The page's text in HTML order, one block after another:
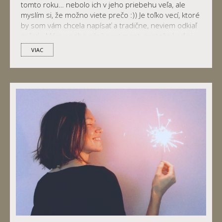
tomto roku… nebolo ich v jeho priebehu veľa, ale
myslím si, že možno viete prečo :)) Je toľko vecí, ktoré
by som vám chcela napísať a tradične, neviem odkiaľ
spomeniem na to, čo som robila v tomto čase […]
VIAC